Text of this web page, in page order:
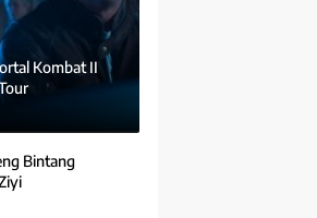
Kombat II
Bintang